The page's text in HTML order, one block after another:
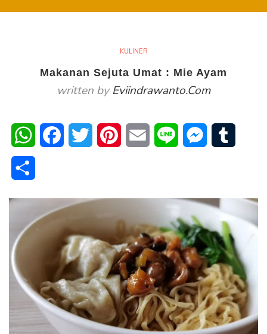
KULINER
Makanan Sejuta Umat : Mie Ayam
written byEviindrawanto.com
WhatsAppFacebookTwitter PinterestEmail Line Messenger